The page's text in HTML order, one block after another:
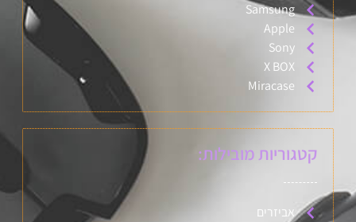
Samsung
Apple
Sony
X BOX
Miracase
קטגוריות מובילות:
אביזרים